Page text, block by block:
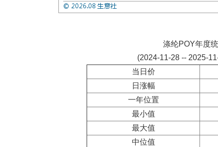
涤纶POY年度
(2024-11-28 -- 2025-
当日价
日涨幅
一年位置
最小值
最大值
中位值